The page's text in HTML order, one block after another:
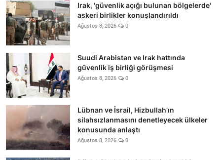
Irak, 'güvenlik açığı bulunan bölgelerde'
askeri birlikler konuşlandırıldı
Ağustos 8, 2026 0
Suudi Arabistan ve Irak hattında
güvenlik iş birliği görüşmesi
Ağustos 8, 2026 0
Lübnan ve İsrail, Hizbullah’ın
silahsızlanmasını denetleyecek ülkeler
konusunda anlaştı
Ağustos 8, 2026 0